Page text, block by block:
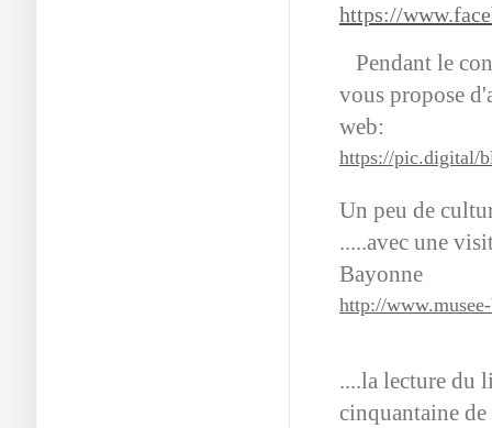
https://
Pendant le
vous propose
web:
https://pic.digital/
Un peu de
.....avec une
Bayonne
http://
....la lecture du
cinquantaine